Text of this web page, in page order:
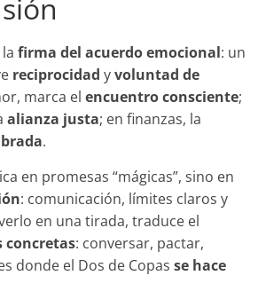
lafirma del acuerdo emocional: un
reciprocidad yvoluntad de
marca elencuentro consciente;
alianza justa; en finanzas, la
.
en promesas “mágicas”, sino en
: comunicación, límites claros y
en una tirada, traduce el
concretas: conversar, pactar,
donde el Dos de Copasse hace